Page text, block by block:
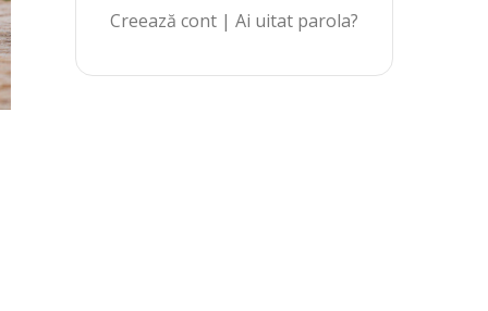
Creează cont| Ai uitat parola?